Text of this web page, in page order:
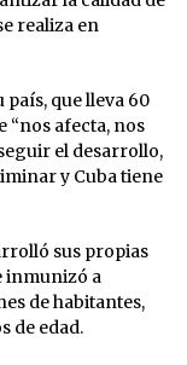
realiza en
que lleva 60
“nos afecta, nos
el desarrollo,
y Cuba tiene
sus propias
inmunizó a
de habitantes,
de edad.